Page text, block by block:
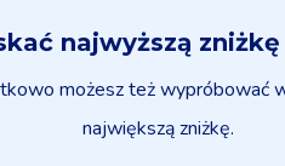
najwyższą
możesz też wypróbować
największą zniżkę.